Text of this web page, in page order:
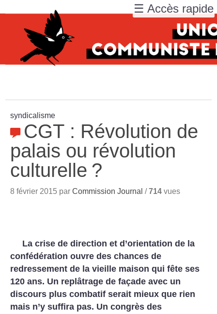
syndicalisme
CGT : Révolution de
palais ou révolution
culturelle ?
8 février 2015 parCommission Journal /714 vues
La crise de direction et d’orientation de la
confédération ouvre des chances de
redressement de la vieille maison qui fête ses
120 ans. Un replâtrage de façade avec un
discours plus combatif serait mieux que rien
mais n’y suffira pas. Un congrès des
☰ Accès rapide